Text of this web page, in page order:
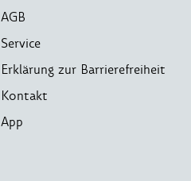
AGB
Service
Erklärung zur Barrierefreiheit
Kontakt
App